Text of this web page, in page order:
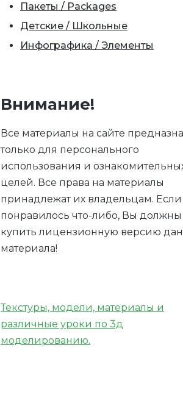
Пакеты / Packages
Детские / Школьные
Инфографика / Элементы
Внимание!
Все материалы на сайте
только для персонального
использования и
целей. Все права на материалы
принадлежат их владельцам.
понравилось что-либо, Вы должны
купить лицензионную версию
материала!
Текстуры, модели, материалы и
различные уроки по 3д
моделированию.